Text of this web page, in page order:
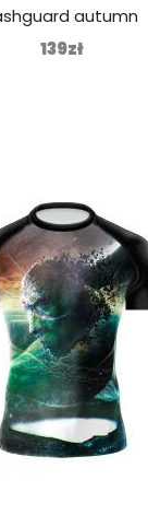
autumn
139zł